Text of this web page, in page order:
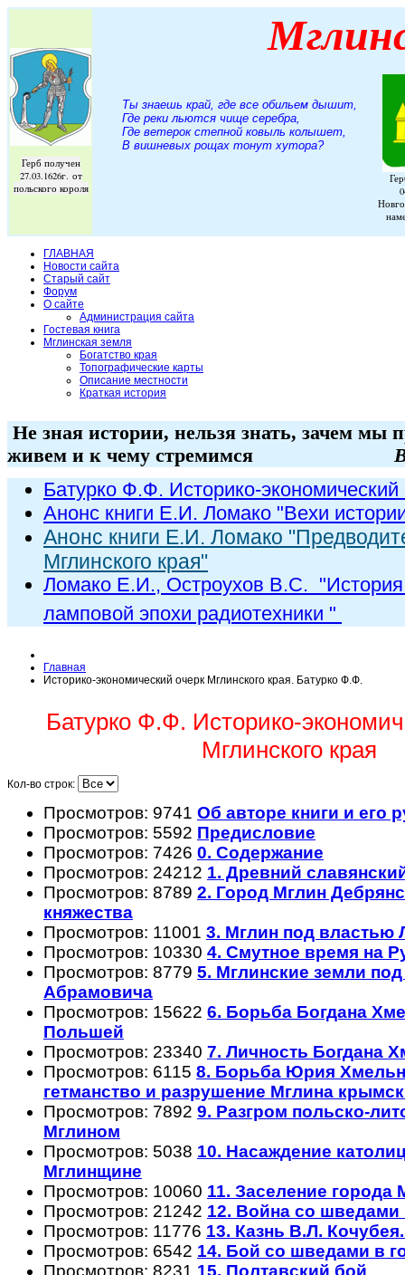
Герб получен
27.03.1626г. от
польского короля
Ты знаешь край, где все обильем дышит,
Где реки льются чище серебра,
Где ветерок степной ковыль колышет,
В вишневых рощах тонут хутора?
ГЛАВНАЯ
Новости сайта
Старый сайт
Форум
О сайте
Администрация сайта
Гостевая книга
Мглинская земля
Богатство края
Топографические карты
Описание местности
Краткая история
Не зная истории, нельзя знать, зачем мы
живем и к чему стремимся
Батурко Ф.Ф. Историко-экономический
Анонс книги Е.И. Ломако "Вехи
Анонс книги Е.И. Ломако
Мглинского края"
Ломако Е.И., Остроухов В.С. "
ламповой эпохи радиотехники "
Главная
Историко-экономический очерк Мглинского края. Батурко Ф.Ф.
Батурко Ф.Ф. Историко-
Мглинского края
Кол-во строк:
Просмотров: 9741 Об авторе книги и его
Просмотров: 5592 Предисловие
Просмотров: 7426 0. Содержание
Просмотров: 24212 1. Древний
Просмотров: 8789 2. Город Мглин
княжества
Просмотров: 11001 3. Мглин под
Просмотров: 10330 4. Смутное время на
Просмотров: 8779 5. Мглинские земли
Абрамовича
Просмотров: 15622 6. Борьба Богдана
Польшей
Просмотров: 23340 7. Личность Богдана
Просмотров: 6115 8. Борьба Юрия
гетманство и разрушение Мглина
Просмотров: 7892 9. Разгром польско-
Мглином
Просмотров: 5038 10. Насаждение
Мглинщине
Просмотров: 10060 11. Заселение города
Просмотров: 21242 12. Война со шведами
Просмотров: 11776 13. Казнь В.Л.
Просмотров: 6542 14. Бой со шведами в
Просмотров: 8231 15. Полтавский бой